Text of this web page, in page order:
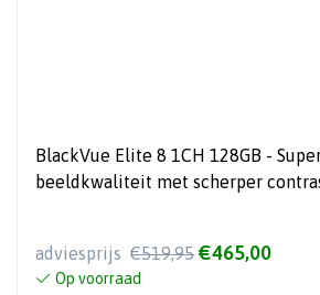
BlackVue Elite 8 1CH 128GB -
beeldkwaliteit met scherper
adviesprijs €519,95 €465,00
Op voorraad